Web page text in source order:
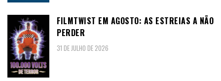
FILMTWIST EM AGOSTO: AS ESTREIAS A NÃO
PERDER
31 DE JULHO DE 2026